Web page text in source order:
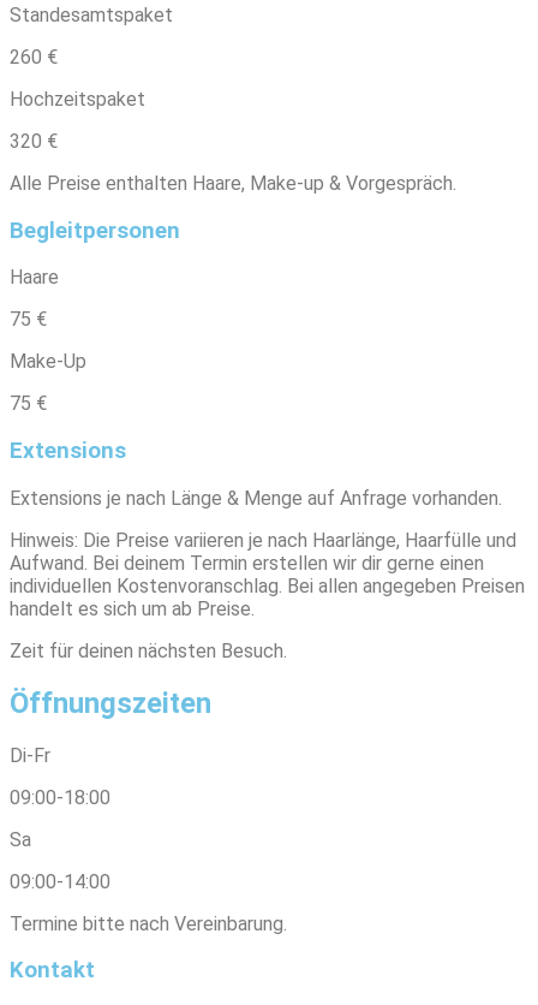
Standesamtspaket
260 €
Hochzeitspaket
320 €
Alle Preise enthalten Haare, Make-up & Vorgespräch.
Begleitpersonen
Haare
75 €
Make-Up
75 €
Extensions
Extensions je nach Länge & Menge auf Anfrage vorhanden.
Hinweis: Die Preise variieren je nach Haarlänge, Haarfülle und
Aufwand. Bei deinem Termin erstellen wir dir gerne einen
individuellen Kostenvoranschlag. Bei allen angegeben Preisen
handelt es sich um ab Preise.
Zeit für deinen nächsten Besuch.
Öffnungszeiten
Di-Fr
09:00-18:00
Sa
09:00-14:00
Termine bitte nach Vereinbarung.
Kontakt